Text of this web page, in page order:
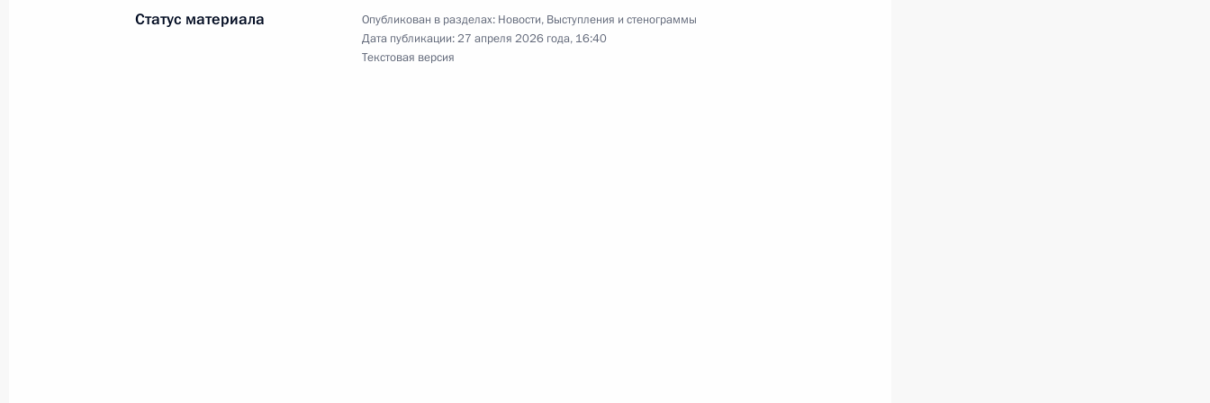
Статус материала Опубликован в разделах: Новости, Выступления и стенограммы
Дата публикации:27 апреля 2026 года, 16:40
Текстовая версия